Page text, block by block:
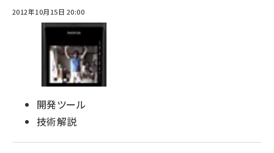
2012年10月15日 20:00
開発ツール
技術解説